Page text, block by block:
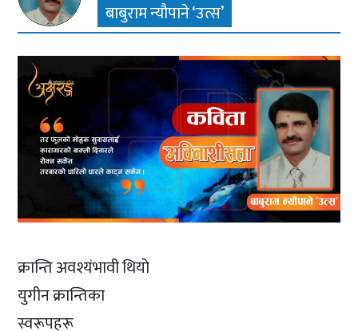
बाबुराम न्यौपाने ‘उत्स’
क्रान्ति अवश्यंभावी थियो
युगीन क्रान्तिका
स्वरूपहरू